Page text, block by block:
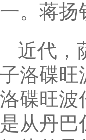
一。蒋扬
近代，
子洛碟旺
洛碟旺波
是从丹巴